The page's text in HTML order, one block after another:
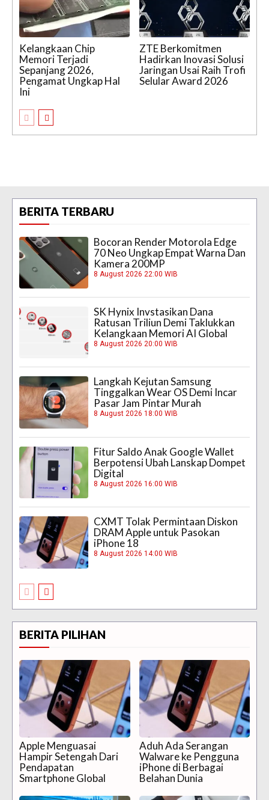
Kelangkaan Chip
Memori Terjadi
Sepanjang 2026,
Pengamat Ungkap Hal
Ini
ZTE Berkomitmen
Hadirkan Inovasi Solusi
Jaringan Usai Raih Trofi
Selular Award 2026
BERITA TERBARU
Bocoran Render Motorola Edge
70 Neo Ungkap Empat Warna Dan
Kamera 200MP
8 August 2026 22:00 WIB
SK Hynix Invstasikan Dana
Ratusan Triliun Demi Taklukkan
Kelangkaan Memori AI Global
8 August 2026 20:00 WIB
Langkah Kejutan Samsung
Tinggalkan Wear OS Demi Incar
Pasar Jam Pintar Murah
8 August 2026 18:00 WIB
Fitur Saldo Anak Google Wallet
Berpotensi Ubah Lanskap Dompet
Digital
8 August 2026 16:00 WIB
CXMT Tolak Permintaan Diskon
DRAM Apple untuk Pasokan
iPhone 18
8 August 2026 14:00 WIB
BERITA PILIHAN
Apple Menguasai
Hampir Setengah Dari
Pendapatan
Smartphone Global
Aduh Ada Serangan
Walware ke Pengguna
iPhone di Berbagai
Belahan Dunia